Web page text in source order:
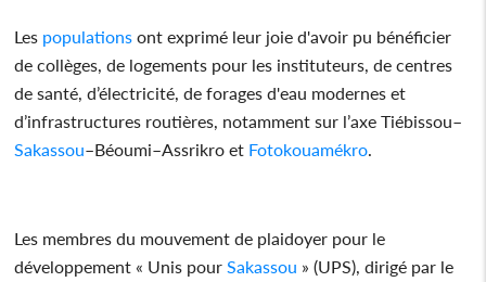
Les populations ont exprimé leur joie d'avoir pu bénéficier
de collèges, de logements pour les instituteurs, de centres
de santé, d’électricité, de forages d'eau modernes et
d’infrastructures routières, notamment sur l’axe Tiébissou–
Sakassou–Béoumi–Assrikro et Fotokouamékro.
Les membres du mouvement de plaidoyer pour le
développement « Unis pourSakassou » (UPS), dirigé par le